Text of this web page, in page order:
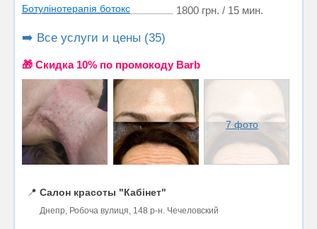
Ботулінотерапія ботокс 1800 грн. / 15 мин.
➡️ Все услуги и цены (35)
🎁 Cкидка 10% по промокоду Barb
7 фото
📍 Салон красоты "Кабінет"
Днепр, Робоча вулиця, 148 р-н. Чечеловский